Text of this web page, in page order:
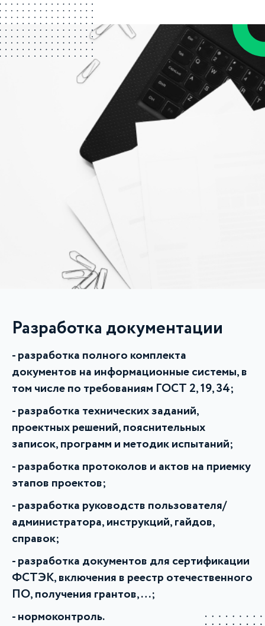
Разработка документации
разработка полного комплекта
документов на информационные системы, в
том числе по требованиям ГОСТ 2, 19, 34;
разработка технических заданий,
проектных решений, пояснительных
записок, программ и методик испытаний;
разработка протоколов и актов на приемку
этапов проектов;
разработка руководств пользователя/
администратора, инструкций, гайдов,
справок;
разработка документов для сертификации
ФСТЭК, включения в реестр отечественного
ПО, получения грантов, …;
нормоконтроль.